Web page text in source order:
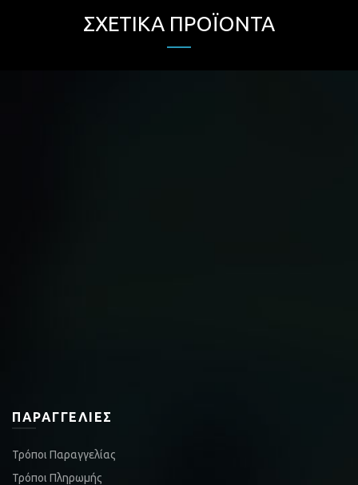
ΣΧΕΤΙΚΆ ΠΡΟΪΌΝΤΑ
ΠΑΡΑΓΓΕΛΊΕΣ
Τρόποι Παραγγελίας
Τρόποι Πληρωμής